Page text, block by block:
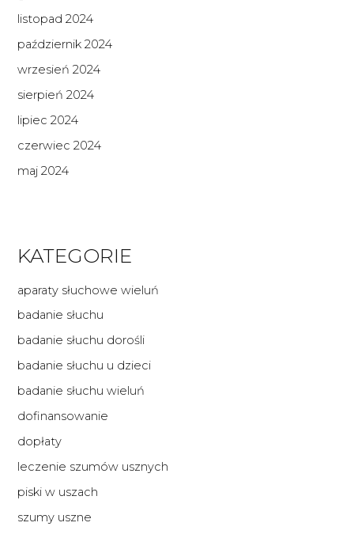
listopad 2024
październik 2024
wrzesień 2024
sierpień 2024
lipiec 2024
czerwiec 2024
maj 2024
KATEGORIE
aparaty słuchowe wieluń
badanie słuchu
badanie słuchu dorośli
badanie słuchu u dzieci
badanie słuchu wieluń
dofinansowanie
dopłaty
leczenie szumów usznych
piski w uszach
szumy uszne